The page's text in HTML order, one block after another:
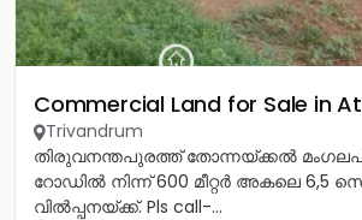
Commercial Land for Sale in
Trivandrum
തിരുവനന്തപുരത്ത് തോന്നയ്ക്കൽ
റോഡിൽ നിന്ന് 600 മീറ്റർ അകലെ 6,5
വിൽപ്പനയ്ക്ക്. Pls call-...